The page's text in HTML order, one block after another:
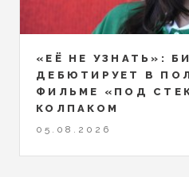
«ЕЁ НЕ УЗНАТЬ»:
ДЕБЮТИРУЕТ В
ФИЛЬМЕ «ПОД
КОЛПАКОМ
05.08.2026